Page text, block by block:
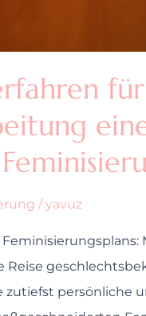
/yavuz
zutiefst persönliche